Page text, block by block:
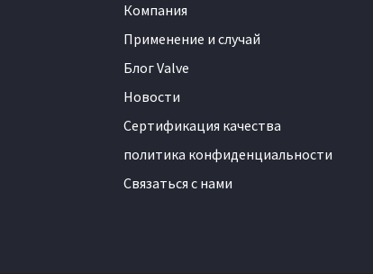
Компания
Применение и случай
Блог Valve
Новости
Сертификация качества
политика конфиденциальности
Связаться с нами